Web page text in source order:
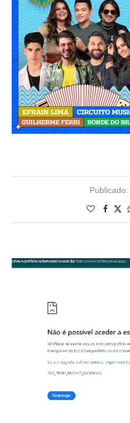
Publicado: